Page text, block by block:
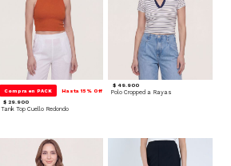
Compra en PACK Hasta 15% Off
$ 29.900
Tank Top Cuello Redondo
$ 49.900
Polo Cropped a Rayas